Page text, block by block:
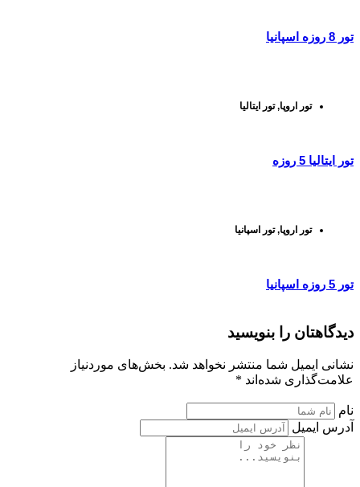
تور 8 روزه اسپانیا
تور اروپا,تور ایتالیا
تور ایتالیا 5 روزه
تور اروپا,تور اسپانیا
تور 5 روزه اسپانیا
دیدگاهتان را بنویسید
نشانی ایمیل شما منتشر نخواهد شد. بخش‌های موردنیاز
علامت‌گذاری شده‌اند *
نام
آدرس ایمیل